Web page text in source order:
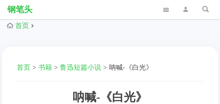
钢笔头
首页
首页 >书籍 >鲁迅短篇小说 >呐喊-《白光》
呐喊-《白光》